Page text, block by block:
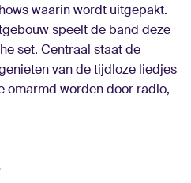
waarin wordt uitgepakt.
speelt de band deze
set. Centraal staat de
van de tijdloze liedjes
omarmd worden door radio,